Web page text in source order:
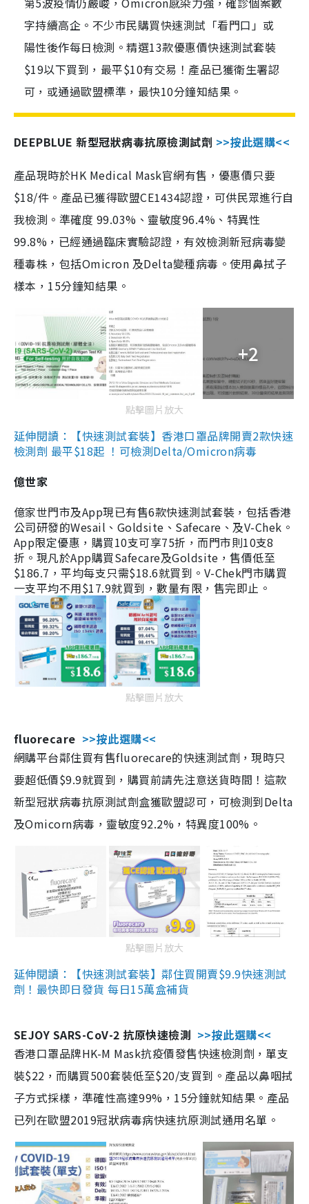
字持續高企。不少市民購買快速測試「看門口」或
陽性後作每日檢測。精選13款優惠價快速測試套裝
$19以下買到，最平$10有交易！產品已獲衛生署認
可，或通過歐盟標準，最快10分鐘知結果。
DEEPBLUE 新型冠狀病毒抗原檢測試劑 >>按此選購<<
產品現時於HK Medical Mask官網有售，優惠價只要
$18/件。產品已獲得歐盟CE1434認證，可供民眾進行自
我檢測。準確度 99.03%、靈敏度96.4%、特異性
99.8%，已經通過臨床實驗認證，有效檢測新冠病毒變
種毒株，包括Omicron 及Delta變種病毒。使用鼻拭子
樣本，15分鐘知結果。
+2
點擊圖片放大
延伸閱讀：【快速測試套裝】香港口罩品牌開賣2款快速
檢測劑 最平$18起 ！可檢測Delta/Omicron病毒
億世家
億家世門市及App現已有售6款快速測試套裝，包括香港
公司研發的Wesail、Goldsite、Safecare、及V-Chek。
App限定優惠，購買10支可享75折，而門市則10支8
折。現凡於App購買Safecare及Goldsite，售價低至
$186.7，平均每支只需$18.6就買到。V-Chek門市購買
一支平均不用$17.9就買到，數量有限，售完即止。
點擊圖片放大
fluorecare >>按此選購<<
網購平台鄰住買有售fluorecare的快速測試劑，現時只
要超低價$9.9就買到，購買前請先注意送貨時間！這款
新型冠狀病毒抗原測試劑盒獲歐盟認可，可檢測到Delta
及Omicorn病毒，靈敏度92.2%，特異度100%。
點擊圖片放大
延伸閱讀：【快速測試套裝】鄰住買開賣$9.9快速測試
劑！最快即日發貨 每日15萬盒補貨
SEJOY SARS-CoV-2 抗原快速檢測 >>按此選購<<
香港口罩品牌HK-M Mask抗疫價發售快速檢測劑，單支
裝$22，而購買500套裝低至$20/支買到。產品以鼻咽拭
子方式採樣，準確性高達99%，15分鐘就知結果。產品
已列在歐盟2019冠狀病毒病快速抗原測試通用名單。